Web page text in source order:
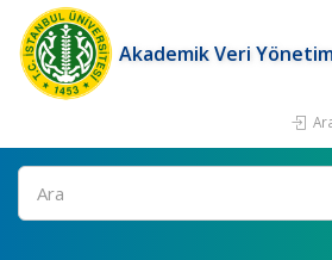
Akademik Veri
Ara